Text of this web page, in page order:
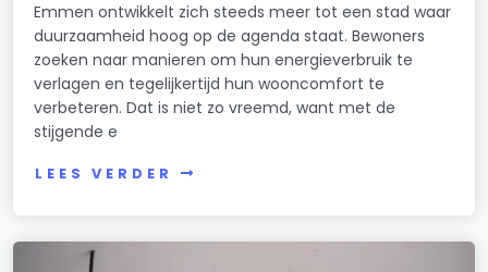
Emmen ontwikkelt zich steeds meer tot een stad waar
duurzaamheid hoog op de agenda staat. Bewoners
zoeken naar manieren om hun energieverbruik te
verlagen en tegelijkertijd hun wooncomfort te
verbeteren. Dat is niet zo vreemd, want met de
stijgende e
LEES VERDER